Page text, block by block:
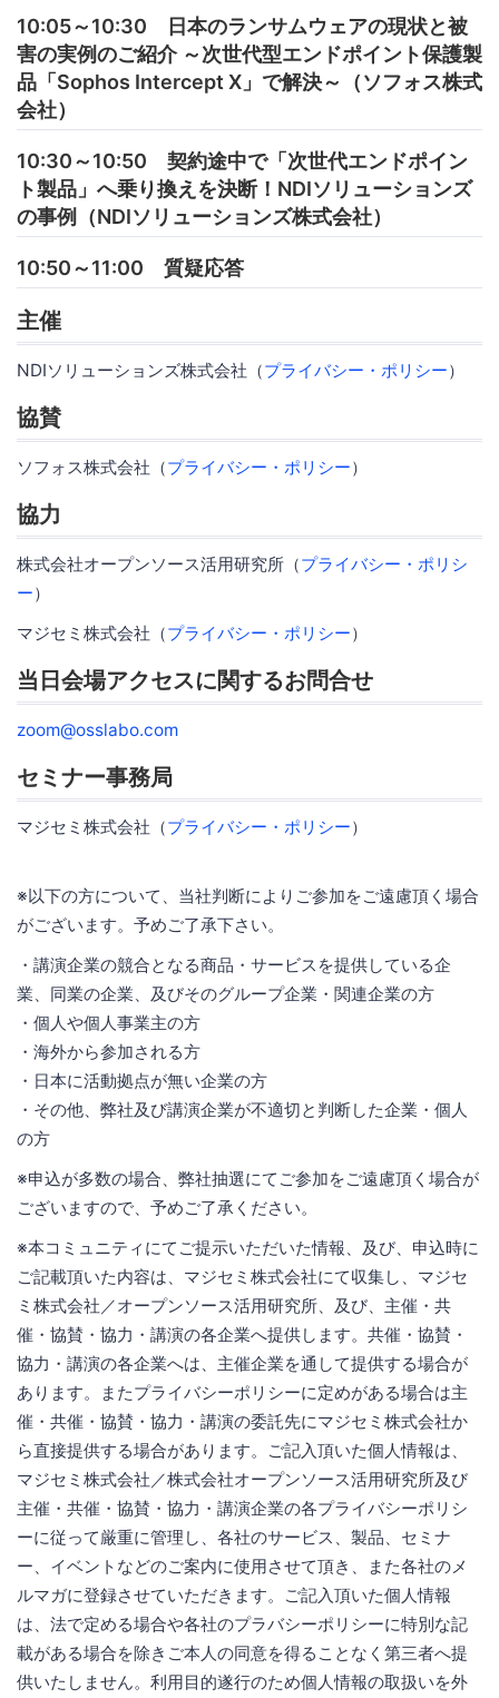
10:05～10:30 日本のランサムウェアの現状と被
害の実例のご紹介 ～次世代型エンドポイント保護製
品「Sophos Intercept X」で解決～（ソフォス株式
会社）
10:30～10:50 契約途中で「次世代エンドポイン
ト製品」へ乗り換えを決断！NDIソリューションズ
の事例（NDIソリューションズ株式会社）
10:50～11:00 質疑応答
主催
NDIソリューションズ株式会社（プライバシー・ポリシー）
協賛
ソフォス株式会社（プライバシー・ポリシー）
協力
株式会社オープンソース活用研究所（プライバシー・ポリシ
ー）
マジセミ株式会社（プライバシー・ポリシー）
当日会場アクセスに関するお問合せ
zoom@osslabo.com
セミナー事務局
マジセミ株式会社（プライバシー・ポリシー）
※以下の方について、当社判断によりご参加をご遠慮頂く場合
がございます。予めご了承下さい。
・講演企業の競合となる商品・サービスを提供している企
業、同業の企業、及びそのグループ企業・関連企業の方
・個人や個人事業主の方
・海外から参加される方
・日本に活動拠点が無い企業の方
・その他、弊社及び講演企業が不適切と判断した企業・個人
の方
※申込が多数の場合、弊社抽選にてご参加をご遠慮頂く場合が
ございますので、予めご了承ください。
※本コミュニティにてご提示いただいた情報、及び、申込時に
ご記載頂いた内容は、マジセミ株式会社にて収集し、マジセ
ミ株式会社／オープンソース活用研究所、及び、主催・共
催・協賛・協力・講演の各企業へ提供します。共催・協賛・
協力・講演の各企業へは、主催企業を通して提供する場合が
あります。またプライバシーポリシーに定めがある場合は主
催・共催・協賛・協力・講演の委託先にマジセミ株式会社か
ら直接提供する場合があります。ご記入頂いた個人情報は、
マジセミ株式会社／株式会社オープンソース活用研究所及び
主催・共催・協賛・協力・講演企業の各プライバシーポリシ
ーに従って厳重に管理し、各社のサービス、製品、セミナ
ー、イベントなどのご案内に使用させて頂き、また各社のメ
ルマガに登録させていただきます。ご記入頂いた個人情報
は、法で定める場合や各社のプラバシーポリシーに特別な記
載がある場合を除きご本人の同意を得ることなく第三者へ提
供いたしません。利用目的遂行のため個人情報の取扱いを外